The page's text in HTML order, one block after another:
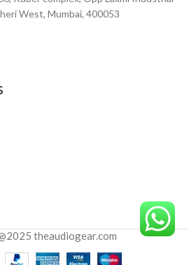
West, Mumbai, 400053
theaudiogear.com